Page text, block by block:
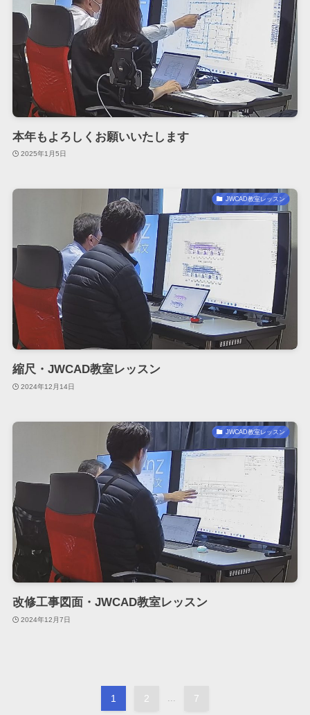
本年もよろしくお願いいたします
2025年1月5日
JWCAD教室レッスン
縮尺・JWCAD教室レッスン
2024年12月14日
JWCAD教室レッスン
改修工事図面・JWCAD教室レッスン
2024年12月7日
1 2 ... 7